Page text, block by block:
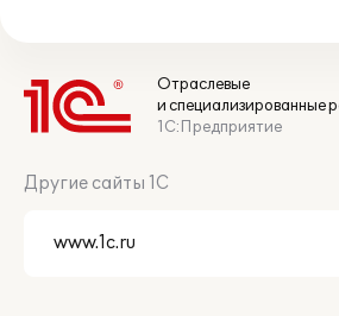
Отраслевые
и специализированные
1С:Предприятие
Другие сайты 1С